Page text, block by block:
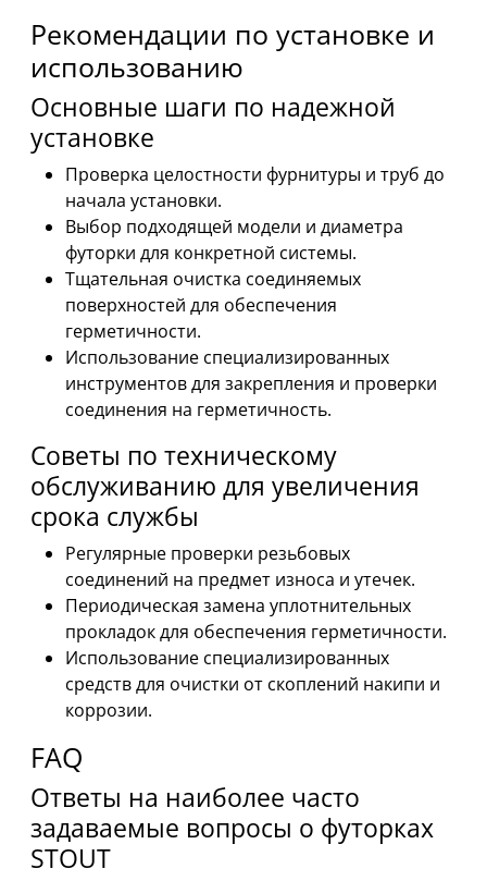
Рекомендации по установке и
использованию
Основные шаги по надежной
установке
Проверка целостности фурнитуры и труб до
начала установки.
Выбор подходящей модели и диаметра
футорки для конкретной системы.
Тщательная очистка соединяемых
поверхностей для обеспечения
герметичности.
Использование специализированных
инструментов для закрепления и проверки
соединения на герметичность.
Советы по техническому
обслуживанию для увеличения
срока службы
Регулярные проверки резьбовых
соединений на предмет износа и утечек.
Периодическая замена уплотнительных
прокладок для обеспечения герметичности.
Использование специализированных
средств для очистки от скоплений накипи и
коррозии.
FAQ
Ответы на наиболее часто
задаваемые вопросы о футорках
STOUT